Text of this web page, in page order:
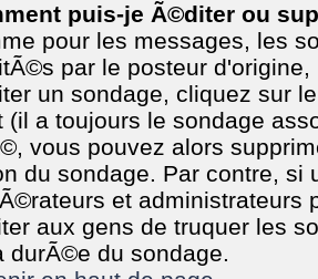
puis-je Ã©diter ou
pour les messages, les
par le posteur
un sondage, cliquez sur
(il a toujours le sondage
vous pouvez alors
du sondage. Par contre,
et administrateurs
aux gens de truquer les
durÃ©e du sondage.